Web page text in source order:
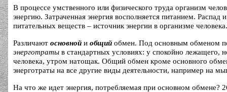
В процессе умственного или физического труда организм
энергию. Затраченная энергия восполняется питанием. Распад
питательных веществ – источник энергии в организме человека.
Различают основной и общий обмен. Под основным обменом
энерготраты в стандартных условиях: у спокойно лежащего,
человека, утром натощак. Общий обмен кроме основного
энерготраты на все другие виды деятельности, например на
На что же идет энергия, потребляемая при основном обмене?